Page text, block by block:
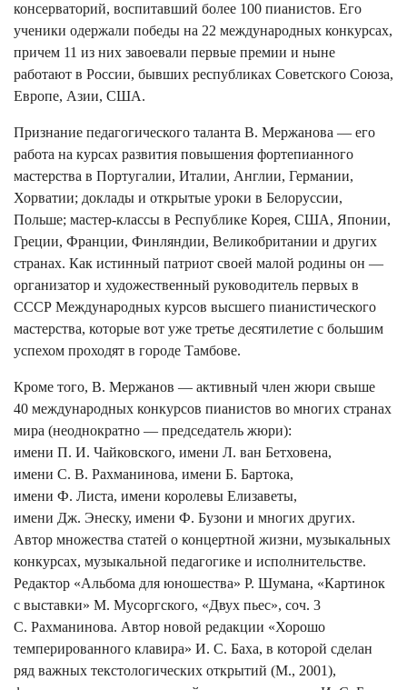
консерваторий, воспитавший более 100 пианистов. Его
ученики одержали победы на 22 международных конкурсах,
причем 11 из них завоевали первые премии и ныне
работают в России, бывших республиках Советского Союза,
Европе, Азии, США.
Признание педагогического таланта В. Мержанова — его
работа на курсах развития повышения фортепианного
мастерства в Португалии, Италии, Англии, Германии,
Хорватии; доклады и открытые уроки в Белоруссии,
Польше; мастер-классы в Республике Корея, США, Японии,
Греции, Франции, Финляндии, Великобритании и других
странах. Как истинный патриот своей малой родины он —
организатор и художественный руководитель первых в
СССР Международных курсов высшего пианистического
мастерства, которые вот уже третье десятилетие с большим
успехом проходят в городе Тамбове.
Кроме того, В. Мержанов — активный член жюри свыше
40 международных конкурсов пианистов во многих странах
мира (неоднократно — председатель жюри):
имени П. И. Чайковского, имени Л. ван Бетховена,
имени С. В. Рахманинова, имени Б. Бартока,
имени Ф. Листа, имени королевы Елизаветы,
имени Дж. Энеску, имени Ф. Бузони и многих других.
Автор множества статей о концертной жизни, музыкальных
конкурсах, музыкальной педагогике и исполнительстве.
Редактор «Альбома для юношества» Р. Шумана, «Картинок
с выставки» М. Мусоргского, «Двух пьес», соч. 3
С. Рахманинова. Автор новой редакции «Хорошо
темперированного клавира» И. С. Баха, в которой сделан
ряд важных текстологических открытий (М., 2001),